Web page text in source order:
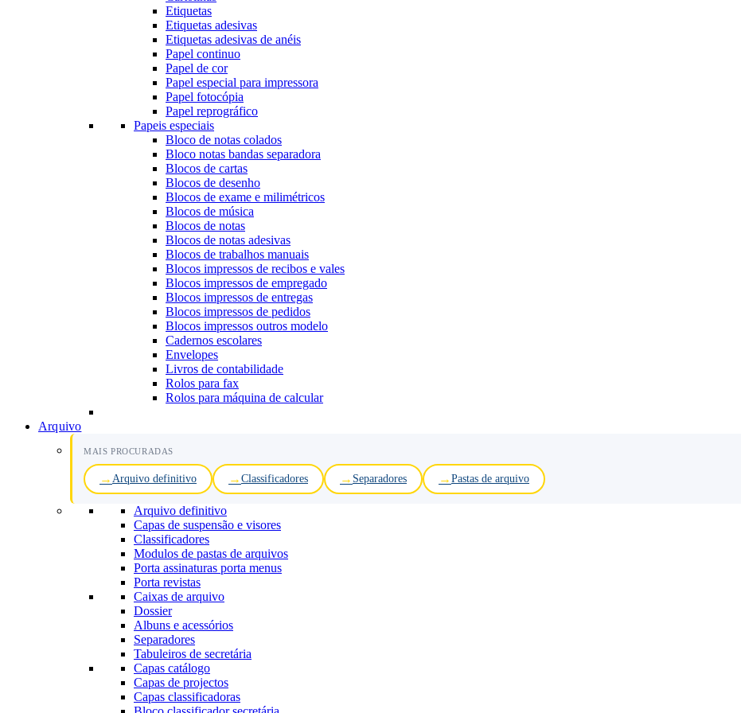
Etiquetas
Etiquetas adesivas
Etiquetas adesivas de anéis
Papel continuo
Papel de cor
Papel especial para impressora
Papel fotocópia
Papel reprográfico
Papeis especiais
Bloco de notas colados
Bloco notas bandas separadora
Blocos de cartas
Blocos de desenho
Blocos de exame e milimétricos
Blocos de música
Blocos de notas
Blocos de notas adesivas
Blocos de trabalhos manuais
Blocos impressos de recibos e vales
Blocos impressos de empregado
Blocos impressos de entregas
Blocos impressos de pedidos
Blocos impressos outros modelo
Cadernos escolares
Envelopes
Livros de contabilidade
Rolos para fax
Rolos para máquina de calcular
Arquivo
MAIS PROCURADAS
Arquivo definitivo Classificadores Separadores Pastas de arquivo
Arquivo definitivo
Capas de suspensão e visores
Classificadores
Modulos de pastas de arquivos
Porta assinaturas porta menus
Porta revistas
Caixas de arquivo
Dossier
Albuns e acessórios
Separadores
Tabuleiros de secretária
Capas catálogo
Capas de projectos
Capas classificadoras